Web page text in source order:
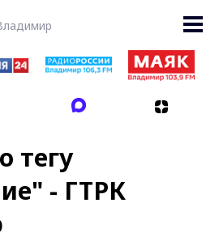
тегу
- ГТРК